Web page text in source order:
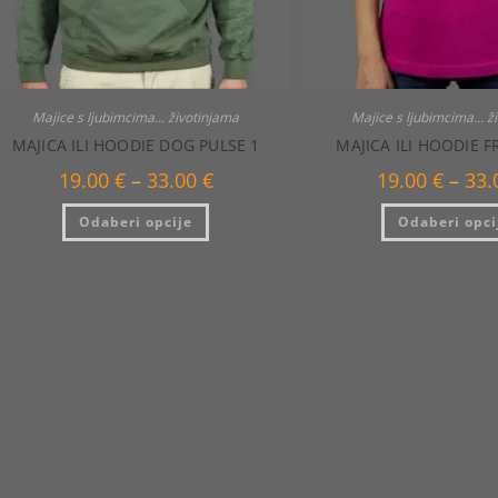
Majice s ljubimcima... životinjama
MAJICA ILI HOODIE DOG PULSE 1
19.00 € – 33.00 €Raspon
cijena:
Odaberi opcije
Ovaj
ima
Majice s ljubimcima...
MAJICA ILI HOODIE
19.00€ –
Odaberi